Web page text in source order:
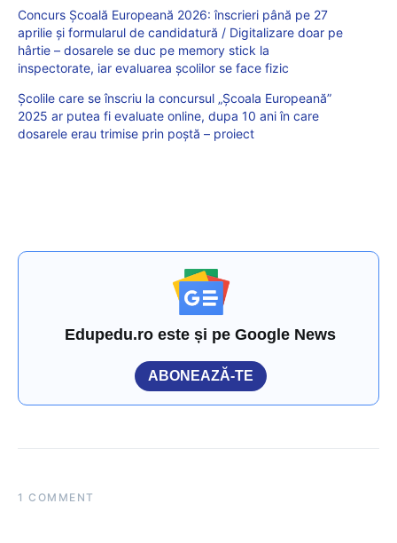
Concurs Școală Europeană 2026: înscrieri până pe 27
aprilie și formularul de candidatură / Digitalizare doar pe
hârtie – dosarele se duc pe memory stick la
inspectorate, iar evaluarea școlilor se face fizic
Școlile care se înscriu la concursul „Școala Europeană”
2025 ar putea fi evaluate online, dupa 10 ani în care
dosarele erau trimise prin poștă – proiect
Edupedu.ro este și pe Google News
ABONEAZĂ-TE
1 COMMENT